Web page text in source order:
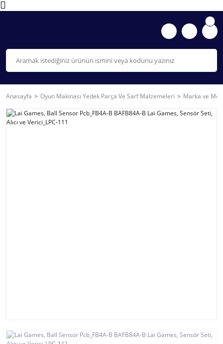
Anasayfa Oyun Makinası Yedek Parça Ve Sarf Malzemeleri Marka ve